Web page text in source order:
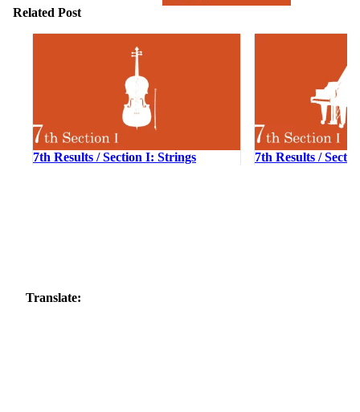
Related Post
7th Results / Section I: Strings 7th Results /
Translate: